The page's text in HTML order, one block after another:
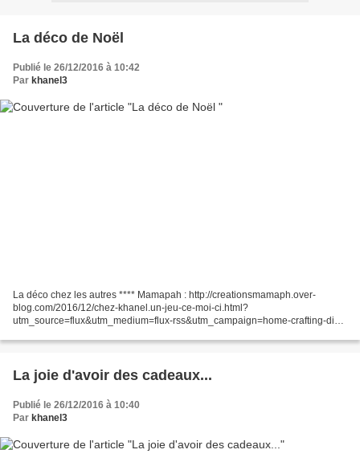
La déco de Noël
Publié le 26/12/2016 à 10:42
Par khanel3
La déco chez les autres **** Mamapah : http://creationsmamaph.over-
blog.com/2016/12/chez-khanel.un-jeu-ce-moi-ci.html?
utm_source=flux&utm_medium=flux-rss&utm_campaign=home-crafting-diy
La joie d'avoir des cadeaux...
Publié le 26/12/2016 à 10:40
Par khanel3